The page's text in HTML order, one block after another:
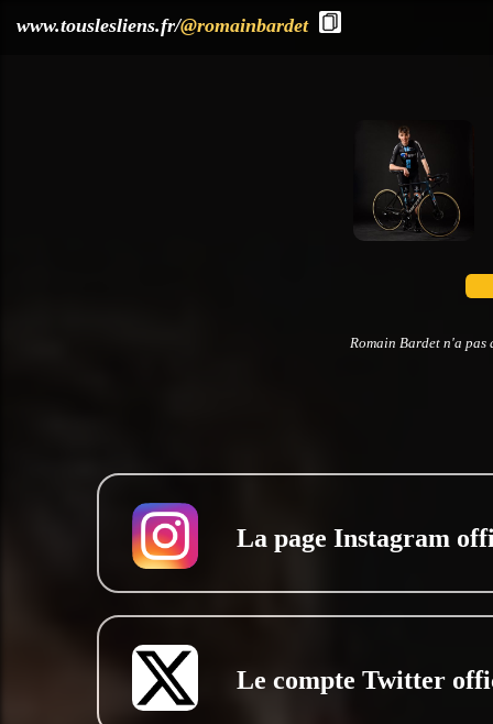
www.touslesliens.fr/@romainbardet
Romain Bardet n'a pas
La page Instagram
Le compte Twitter